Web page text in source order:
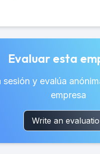
Evaluar esta
sesión y evalúa
empresa
Write an